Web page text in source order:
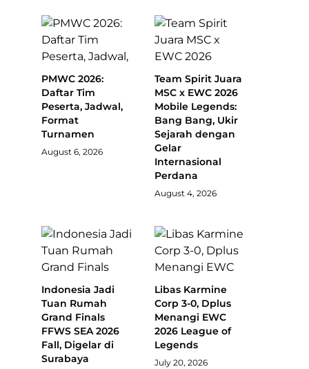
PMWC 2026:
Daftar Tim
Peserta, Jadwal,
Format
Turnamen
August 6, 2026
Team Spirit Juara
MSC x EWC 2026
Mobile Legends:
Bang Bang, Ukir
Sejarah dengan
Gelar
Internasional
Perdana
August 4, 2026
Indonesia Jadi
Tuan Rumah
Grand Finals
FFWS SEA 2026
Fall, Digelar di
Surabaya
Libas Karmine
Corp 3-0, Dplus
Menangi EWC
2026 League of
Legends
July 20, 2026